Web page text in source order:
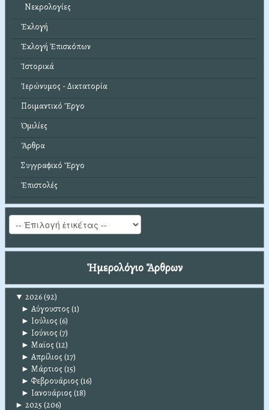
Νεκρολογίες
Ἐκλογή
Ἐκλογή Ἐπισκόπων
Ἱστορικά
Ἱερώνυμος - Δικτατορία
Ποιμαντικό Ἔργο
Ὁμιλίες
Ἄρθρα
Συγγραφικό Ἔργο
Ἐπιστολές
Ἡμερολόγιο Ἄρθρων
▼ 2026(92)
► Αύγουστος (1)
► Ιούλιος (6)
► Ιούνιος (7)
► Μαϊος (12)
► Απρίλιος (17)
► Μάρτιος (15)
► Φεβρουάριος (16)
► Ιανουάριος (18)
► 2025 (206)